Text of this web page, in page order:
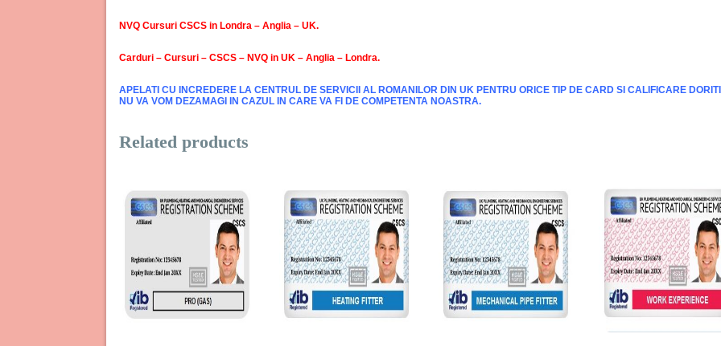
NVQ Cursuri CSCS in Londra – Anglia – UK.
Carduri – Cursuri – CSCS – NVQ in UK – Anglia – Londra.
APELATI CU INCREDERE LA CENTRUL DE SERVICII AL ROMANILOR DIN UK PENTRU ORICE TIP DE CARD SI CALIFICARE
NU VA VOM DEZAMAGI IN CAZUL IN CARE VA FI DE COMPETENTA NOASTRA.
Related products